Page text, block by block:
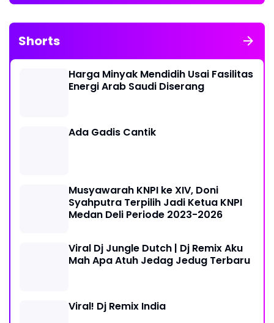
Shorts
Harga Minyak Mendidih Usai Fasilitas
Energi Arab Saudi Diserang
Medan Deli Periode 2023-2026
Viral Dj Jungle Dutch | Dj Remix Aku
Viral! Dj Remix India